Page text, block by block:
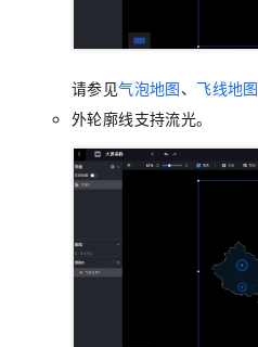
请参见气泡地图、 飞线地图
外轮廓线支持流光。